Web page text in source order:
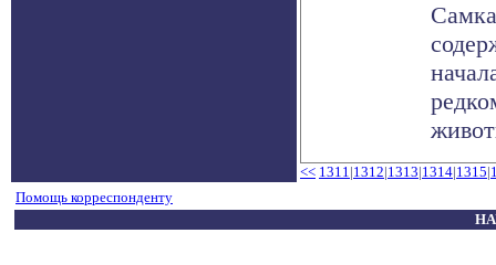
<< 1311|1312|1313|1314|1315|
Помощь корреспонденту